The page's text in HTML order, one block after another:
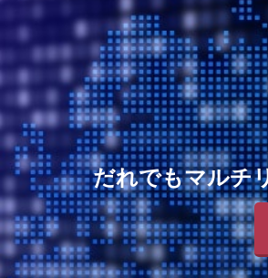
だれでもマルチ